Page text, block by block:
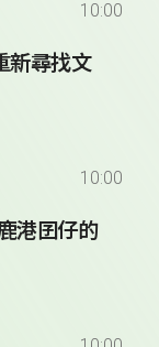
10:00
新尋找文
10:00
港囝仔的